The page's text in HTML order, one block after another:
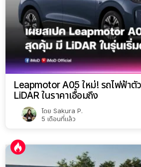
Leapmotor A05 ใหม่! รถไฟฟ้าตั
LiDAR ในราคาเอื้อมถึง
โดย Sakura P.
5 เดือนที่แล้ว